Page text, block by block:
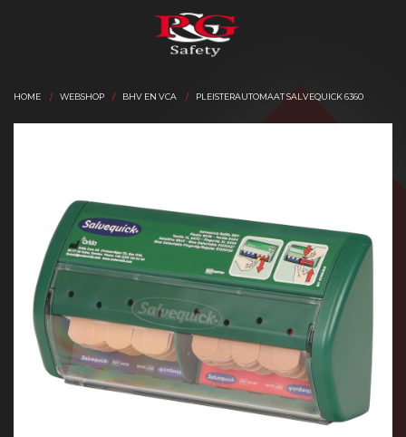
HOME WEBSHOP BHV EN VCA PLEISTERAUTOMAAT SALVEQUICK 6360